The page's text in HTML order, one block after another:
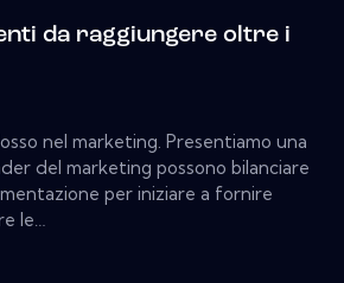
da raggiungere oltre i
nel marketing. Presentiamo una
del marketing possono bilanciare
per iniziare a fornire
le…